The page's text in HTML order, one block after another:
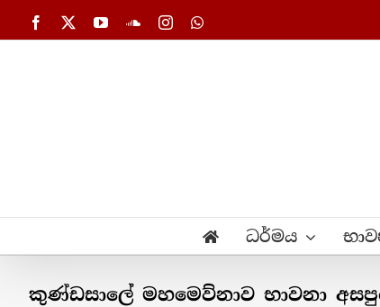
to
Facebook YouTubeSoundCloud
InstagramWhatsApp
ධර්මය
කුණ්ඩසාලේ මහමෙව්නාව භාවනා